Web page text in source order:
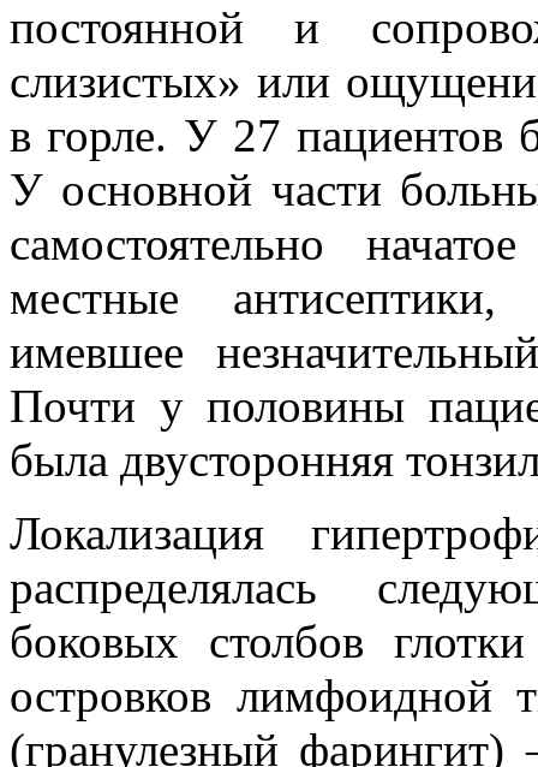
постоянной и
слизистых» или
в горле. У 27 пациентов
У основной части
самостоятельно
местные антисептики,
имевшее
Почти у половины
была двусторонняя
Локализация
распределялась
боковых столбов
островков лимфоидной
(гранулезный